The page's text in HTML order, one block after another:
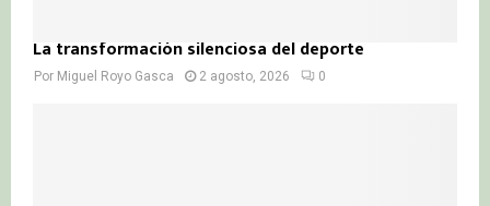
La transformación silenciosa del deporte
Por Miguel Royo Gasca 2 agosto, 2026 0